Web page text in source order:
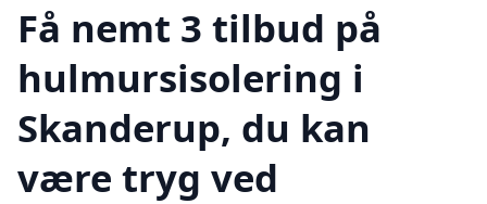
Få nemt 3 tilbud på
hulmursisolering i
Skanderup, du kan
være tryg ved